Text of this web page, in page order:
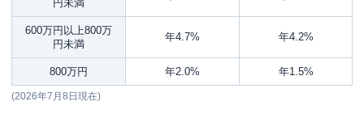
円未満
600万円以上800万
円未満
年4.7% 年4.2%
800万円 年2.0% 年1.5%
(2026年7月8日現在)